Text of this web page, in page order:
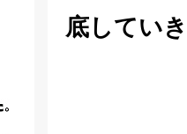
底してい